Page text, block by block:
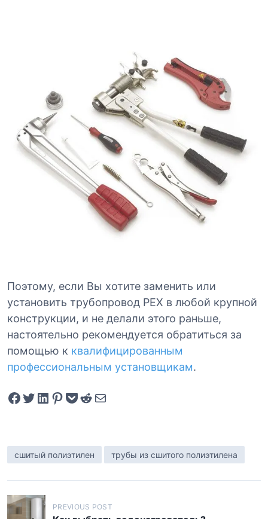
Поэтому, если Вы хотите заменить или
установить трубопровод PEX в любой крупной
конструкции, и не делали этого раньше,
настоятельно рекомендуется обратиться за
помощью к квалифицированным
профессиональным установщикам.
Share on Facebook Tweet on Twitter Share on LinkedIn Pin on Pinterest Save to pocket Share on Reddit Share via Email
сшитый полиэтилен трубы из сшитого полиэтилена
Н
PREVIOUS POST